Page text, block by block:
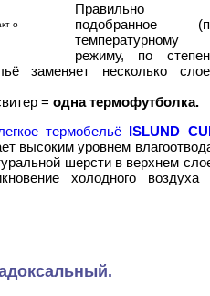
Правильно
подобранное
температурному
режиму, по
заменяет несколько
= одна термофутболка.
термобельё ISLUND
высоким уровнем
шерсти в верхнем
холодного воздуха